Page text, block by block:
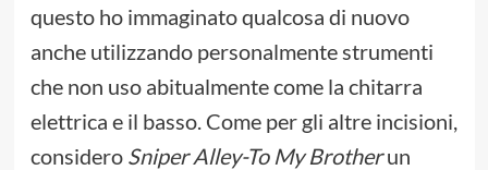
questo ho immaginato qualcosa di nuovo
anche utilizzando personalmente strumenti
che non uso abitualmente come la chitarra
elettrica e il basso. Come per gli altre incisioni,
considero Sniper Alley-To My Brotherun